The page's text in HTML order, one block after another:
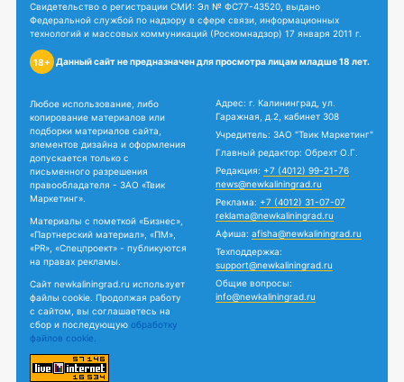
Свидетельство о регистрации СМИ: Эл № ФС77-43520, выдано
Федеральной службой по надзору в сфере связи, информационных
технологий и массовых коммуникаций (Роскомнадзор) 17 января 2011 г.
18+ Данный сайт не предназначен для просмотра лицам младше 18 лет.
Любое использование, либо
копирование материалов или
подборки материалов сайта,
элементов дизайна и оформления
допускается только с
письменного разрешения
правообладателя - ЗАО «Твик
Маркетинг».
Материалы с пометкой «Бизнес»,
«Партнерский материал», «ПМ»,
«PR», «Спецпроект» - публикуются
на правах рекламы.
Сайт newkaliningrad.ru использует
файлы cookie. Продолжая работу
с сайтом, вы соглашаетесь на
сбор и последующую обработку
файлов cookie.
Адрес: г. Калининград, ул.
Гаражная, д.2, кабинет 308
Учредитель: ЗАО "Твик Маркетинг"
Главный редактор: Обрехт О.Г.
Редакция: +7 (4012) 99-21-76
news@newkaliningrad.ru
Реклама: +7 (4012) 31-07-07
reklama@newkaliningrad.ru
Афиша: afisha@newkaliningrad.ru
Техподдержка:
support@newkaliningrad.ru
Общие вопросы:
info@newkaliningrad.ru